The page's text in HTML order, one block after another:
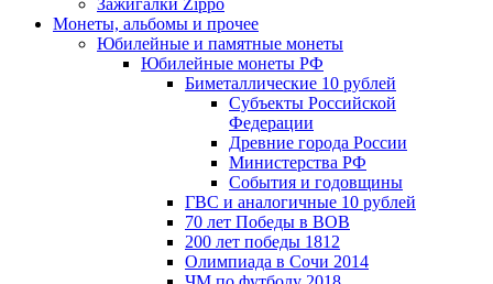
Монеты, альбомы и прочее
Юбилейные и памятные монеты
Юбилейные монеты РФ
Биметаллические 10 рублей
Субъекты Российской
Федерации
Древние города России
Министерства РФ
События и годовщины
ГВС и аналогичные 10 рублей
70 лет Победы в ВОВ
200 лет победы 1812
Олимпиада в Сочи 2014